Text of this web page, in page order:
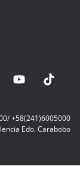
+58(241)6005000
Edo. Carabobo